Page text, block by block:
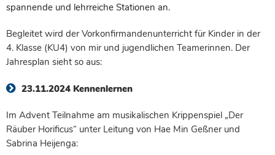
spannende und lehrreiche Stationen an.
Begleitet wird der Vorkonfirmandenunterricht für Kinder in der
4. Klasse (KU4) von mir und jugendlichen Teamerinnen. Der
Jahresplan sieht so aus:
23.11.2024 Kennenlernen
Im Advent Teilnahme am musikalischen Krippenspiel „Der
Räuber Horificus“ unter Leitung von Hae Min Geßner und
Sabrina Heijenga: